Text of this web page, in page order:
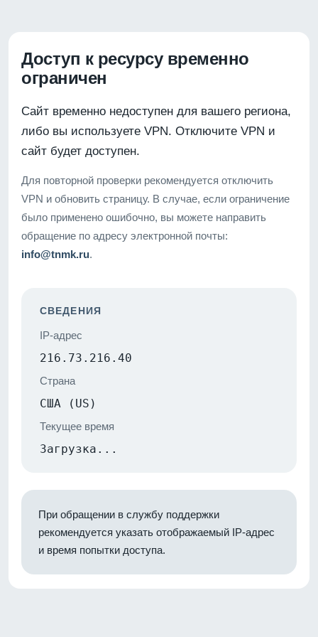
Доступ к ресурсу временно
ограничен
Сайт временно недоступен для вашего региона,
либо вы используете VPN. Отключите VPN и
сайт будет доступен.
Для повторной проверки рекомендуется отключить
VPN и обновить страницу. В случае, если ограничение
было применено ошибочно, вы можете направить
обращение по адресу электронной почты:
info@tnmk.ru.
СВЕДЕНИЯ
IP-адрес
216.73.216.40
Страна
США (US)
Текущее время
Загрузка...
При обращении в службу поддержки
рекомендуется указать отображаемый IP-адрес
и время попытки доступа.